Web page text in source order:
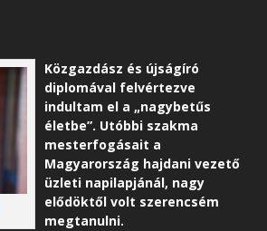
Közgazdász és újságíró
diplomával felvértezve
indultam el a „nagybetűs
életbe”. Utóbbi szakma
mesterfogásait a
Magyarország hajdani vezető
üzleti napilapjánál, nagy
elődöktől volt szerencsém
megtanulni.